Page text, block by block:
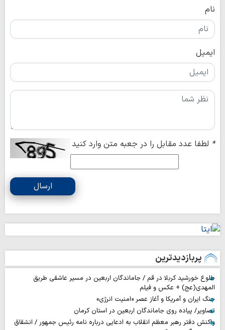
نام
ایمیل
* لطفا عدد مقابل را در جعبه متن وارد کنید
ارسال
پربازدیدترین
طلوع خورشید کربلا در قم / جاماندگان اربعین در مسیر عاشقی طریق
المهدی(عج) + عکس و فیلم
جنگ ایران و آمریکا و آغاز عصر «امنیت انرژی»
تصاویر/ پیاده روی جاماندگان اربعین در استان کرمان
واکنش دفتر رهبر معظم انقلاب به ادعایی درباره نامه رئیس جمهور / انشقاق